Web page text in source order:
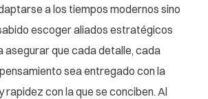
a los tiempos modernos sino
escoger aliados estratégicos
asegurar que cada detalle, cada
sea entregado con la
rapidez con la que se conciben. Al